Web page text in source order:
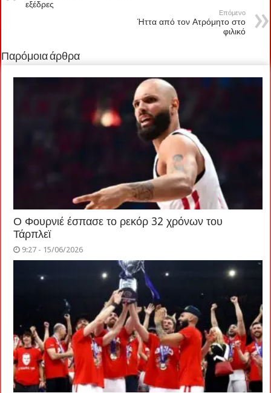
εξέδρες
Επόμενο
Ήττα από τον Ατρόμητο στο
φιλικό
Παρόμοια άρθρα
Ο Φουρνιέ έσπασε το ρεκόρ 32 χρόνων του
Τάρπλεϊ
9:27 - 15/06/2026